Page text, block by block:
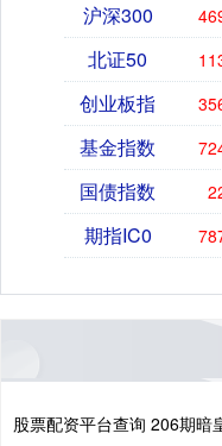
沪深300
北证50
创业板指
基金指数
国债指数
期指IC0
股票配资平台查询 206期暗